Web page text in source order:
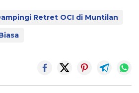
Retret OCI di Muntilan